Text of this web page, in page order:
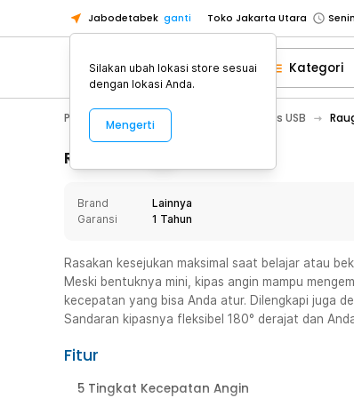
Jabodetabek ganti Toko Jakarta Utara
Toko Tangerang
Toko Cikupa
Pick n Go Jakarta Barat
Pick n Go Bekasi
Senin
Senin
Toko Tangerang
Toko Cikupa
Pick n Go Jakarta Barat
Kategori
PC & Laptop Aksesoris USB Kipas USB
Rincian Produk
Brand
Lainnya
Garansi
1 Tahun
Rasakan kesejukan maksimal saat belajar atau
Meski bentuknya mini, kipas angin mampu
kecepatan yang bisa Anda atur. Dilengkapi juga
Sandaran kipasnya fleksibel 180° derajat dan
Fitur
5 Tingkat Kecepatan Angin
Silakan ubah lokasi store sesuai
dengan lokasi Anda.
Mengerti